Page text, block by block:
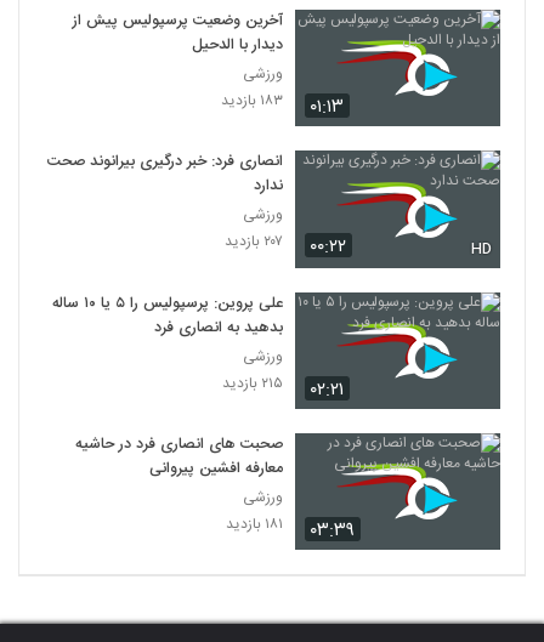
۰۱:۱۳
آخرین وضعیت پرسپولیس پیش از
دیدار با الدحیل
ورزشی
۱۸۳ بازدید
۰۰:۲۲ HD
انصاری‌ فرد: خبر درگیری بیرانوند صحت
ندارد
ورزشی
۲۰۷ بازدید
۰۲:۲۱
علی پروین: پرسپولیس را ۵ یا ۱۰ ساله
بدهید به انصاری فرد
ورزشی
۲۱۵ بازدید
۰۳:۳۹
صحبت های انصاری فرد در حاشیه
معارفه افشین پیروانی
ورزشی
۱۸۱ بازدید